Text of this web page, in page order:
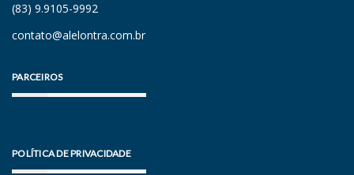
(83) 9.9105-9992
contato@alelontra.com.br
PARCEIROS
POLÍTICA DE PRIVACIDADE